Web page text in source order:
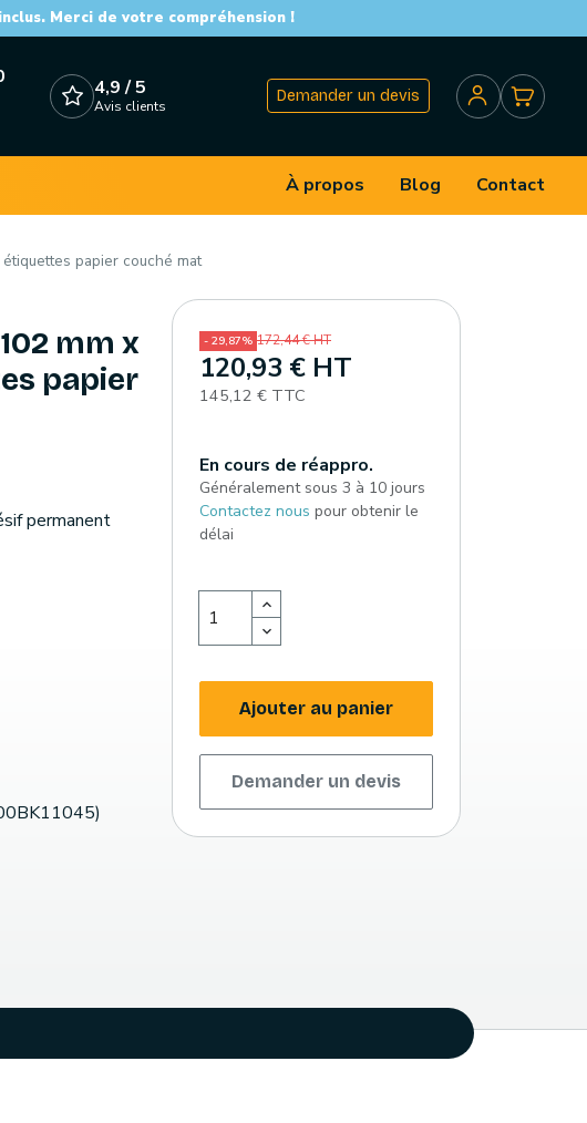
Merci de votre compréhension !
4,9 / 5
Avis clients
Demander un devis
À propos Blog Contact
papier couché mat
mm x
papier
permanent
- 29,87% 172,44 € HT
120,93 € HT
145,12 € TTC
En cours de réappro.
Généralement sous 3 à 10 jours
Contactez nous pour obtenir le
délai
Ajouter au panier
Demander un devis